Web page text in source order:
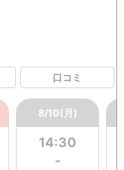
口コミ
8/10(月)
14:30
-